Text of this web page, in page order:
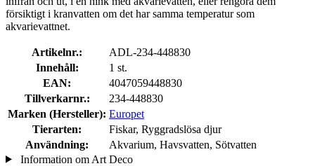
försiktigt i kranvatten om det har samma temperatur som
akvarievattnet.
Artikelnr.:
ADL-234-448830
Innehåll:
1 st.
EAN:
4047059448830
Tillverkarnr.:
234-448830
Marken (Hersteller): Europet
Tierarten:
Fiskar, Ryggradslösa djur
Användning:
Akvarium, Havsvatten, Sötvatten
Information om Art Deco